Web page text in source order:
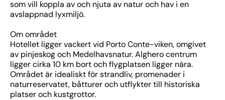
som vill koppla av och njuta av natur och hav i en
avslappnad lyxmiljö.
Om området
Hotellet ligger vackert vid Porto Conte-viken, omgivet
av pinjeskog och Medelhavsnatur. Alghero centrum
ligger cirka 10 km bort och flygplatsen ligger nära.
Området är idealiskt för strandliv, promenader i
naturreservatet, båtturer och utflykter till historiska
platser och kustgrottor.